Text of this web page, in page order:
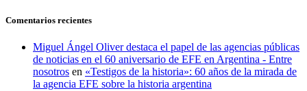
Comentarios recientes
Miguel Ángel Oliver destaca el papel de las agencias públicas
de noticias en el 60 aniversario de EFE en Argentina - Entre
nosotros en «Testigos de la historia»: 60 años de la mirada de
la agencia EFE sobre la historia argentina